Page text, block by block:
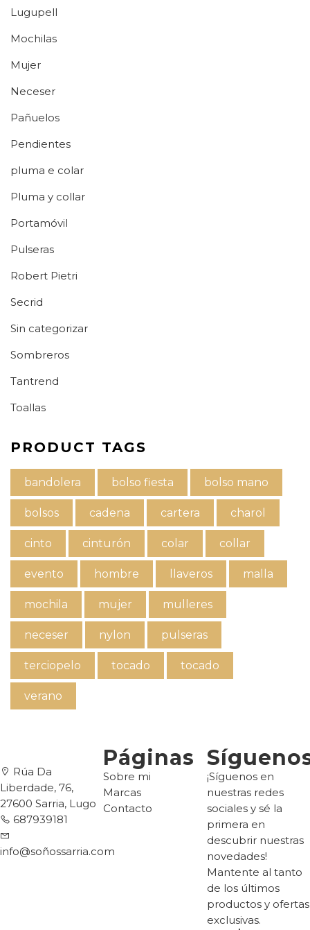
Lugupell
Mochilas
Mujer
Neceser
Pañuelos
Pendientes
pluma e colar
Pluma y collar
Portamóvil
Pulseras
Robert Pietri
Secrid
Sin categorizar
Sombreros
Tantrend
Toallas
PRODUCT TAGS
bandolera bolso fiesta bolso mano
bolsos cadena cartera charol
cinto cinturón colar collar
evento hombre llaveros malla
mochila mujer mulleres
neceser nylon pulseras
terciopelo tocado tocado
verano
Rúa Da
Liberdade, 76,
27600 Sarria, Lugo
687939181
info@soñossarria.com
Páginas
Sobre mi
Marcas
Contacto
¡Síguenos en
nuestras redes
sociales y sé la
primera en
descubrir nuestras
novedades!
Mantente al tanto
de los últimos
productos y ofertas
exclusivas.